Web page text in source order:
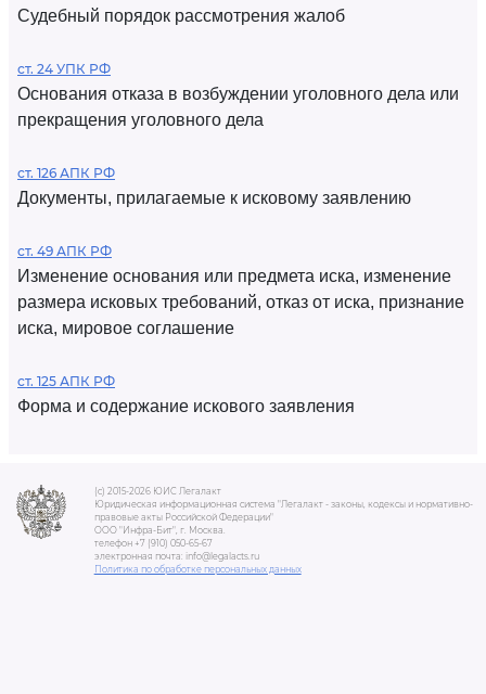
Судебный порядок рассмотрения жалоб
ст. 24 УПК РФ
Основания отказа в возбуждении уголовного дела или
прекращения уголовного дела
ст. 126 АПК РФ
Документы, прилагаемые к исковому заявлению
ст. 49 АПК РФ
Изменение основания или предмета иска, изменение
размера исковых требований, отказ от иска, признание
иска, мировое соглашение
ст. 125 АПК РФ
Форма и содержание искового заявления
(c) 2015-2026 ЮИС Легалакт
Юридическая информационная система "Легалакт - законы, кодексы и нормативно-
правовые акты Российской Федерации"
ООО "Инфра-Бит", г. Москва.
телефон +7 (910) 050-65-67
электронная почта: info@legalacts.ru
Политика по обработке персональных данных